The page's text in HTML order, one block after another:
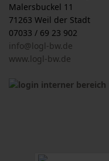
Malersbuckel 11
71263 Weil der Stadt
07033 / 69 23 902
info@logl-bw.de
www.logl-bw.de